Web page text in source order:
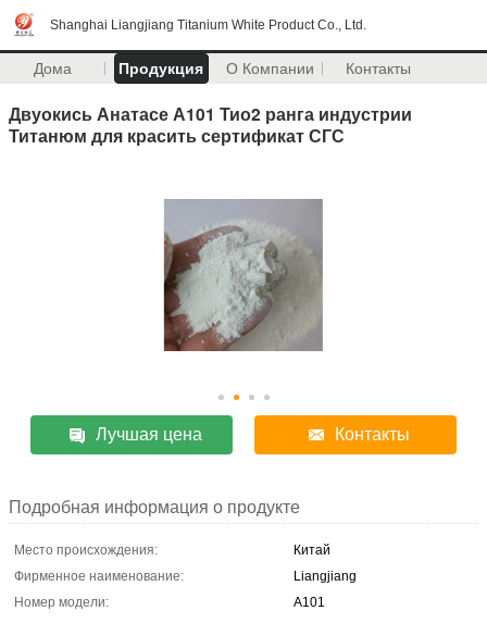
Shanghai Liangjiang Titanium White Product Co., Ltd.
Дома Продукция О Компании Контакты
Двуокись Анатасе А101 Тио2 ранга индустрии
Титанюм для красить сертификат СГС
Лучшая цена Контакты
Подробная информация о продукте
Место происхождения:
Китай
Фирменное наименование:
Liangjiang
Номер модели:
A101